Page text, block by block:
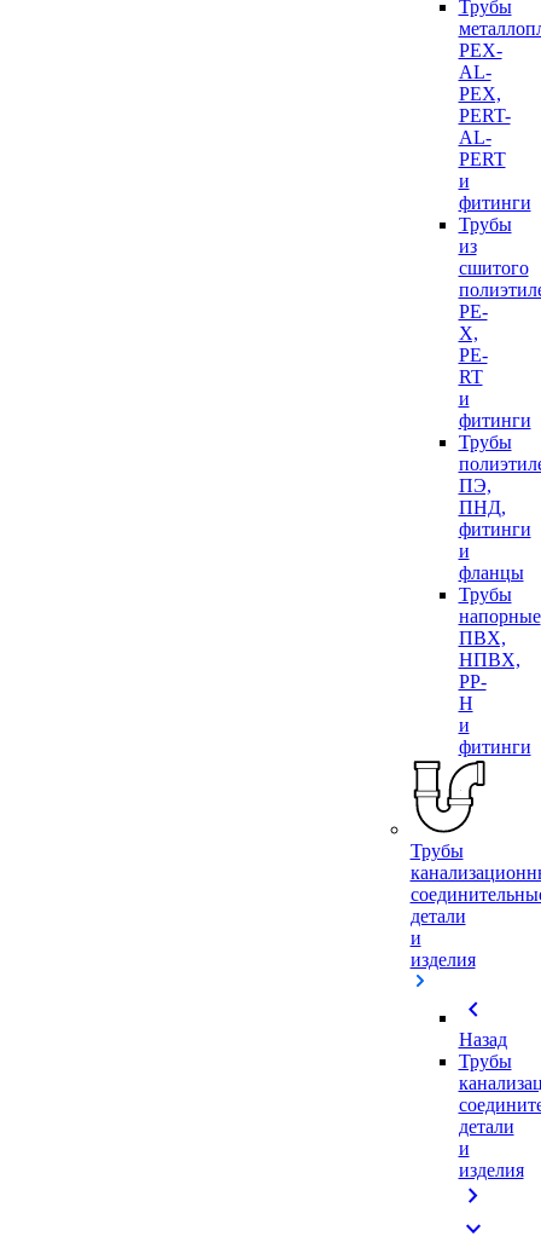
Трубы
PEX-
AL-
PEX,
PERT-
AL-
PERT
и
фитинги
Трубы
из
сшитого
PE-
X,
PE-
RT
и
фитинги
Трубы
ПЭ,
ПНД,
фитинги
и
фланцы
Трубы
напорные
ПВХ,
НПВХ,
PP-
H
и
фитинги
Трубы
детали
и
изделия
chevron_left
Назад
Трубы
детали
и
изделия
chevron_right
expand_more